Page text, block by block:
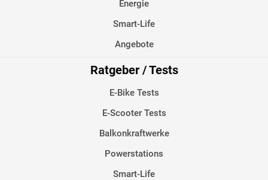
Energie
Smart-Life
Angebote
Ratgeber / Tests
E-Bike Tests
E-Scooter Tests
Balkonkraftwerke
Powerstations
Smart-Life